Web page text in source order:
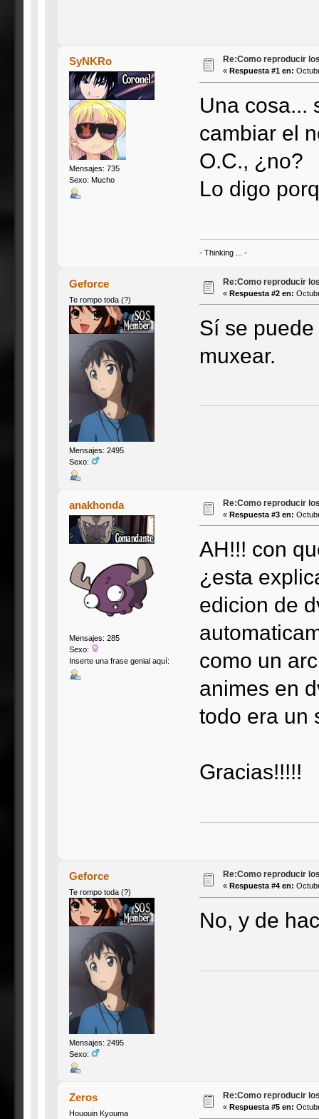
SyNKRo
Mensajes: 735
Sexo: Mucho
Re:Como reproducir
« Respuesta #1 en:
Una cosa...
cambiar el
O.C., ¿no?
Lo digo
- Thinking ... -
Geforce
Te rompo toda (?)
Mensajes: 2495
Sexo:
Re:Como reproducir
« Respuesta #2 en:
Sí se
muxear.
anakhonda
Mensajes: 285
Sexo:
Inserte una frase genial aquí:
Re:Como reproducir
« Respuesta #3 en:
AH!!! con
¿esta
edicion de
como un
animes en
todo era un
Gracias!!!!!
Geforce
Te rompo toda (?)
Mensajes: 2495
Sexo:
Re:Como reproducir
« Respuesta #4 en:
No, y de
Zeros
Hououin Kyouma
Re:Como reproducir
« Respuesta #5 en: